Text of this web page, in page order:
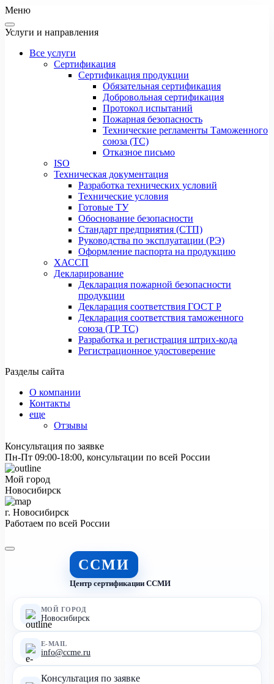
Меню
Услуги и направления
Все услуги
Сертификация
Сертификация продукции
Обязательная сертификация
Добровольная сертификация
Протокол испытаний
Пожарная безопасность
Технические регламенты Таможенного
союза (ТС)
Отказное письмо
ISO
Техническая документация
Разработка технических условий
Технические условия
Готовые ТУ
Обоснование безопасности
Стандарт предприятия (СТП)
Руководства по эксплуатации (РЭ)
Оформление паспорта на продукцию
ХАССП
Декларирование
Декларация пожарной безопасности
продукции
Декларация соответствия ГОСТ Р
Декларация соответствия таможенного
союза (ТР ТС)
Разработка и регистрация штрих-кода
Регистрационное удостоверение
Разделы сайта
О компании
Контакты
еще
Отзывы
Консультация по заявке
Пн-Пт 09:00-18:00, консультации по всей России
Мой город
Новосибирск
г. Новосибирск
Работаем по всей России
ССМИ
Центр сертификации ССМИ
МОЙ ГОРОД
Новосибирск
E-MAIL
info@ccme.ru
Консультация по заявке